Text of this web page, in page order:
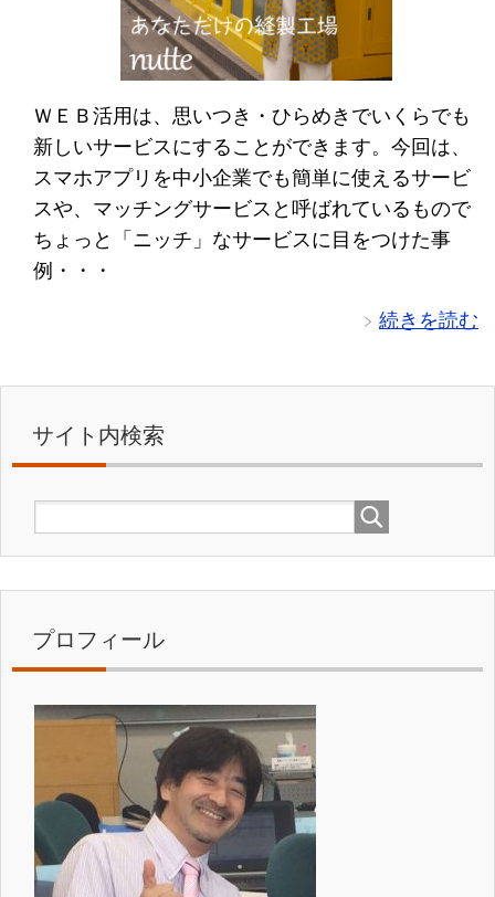
ＷＥＢ活用は、思いつき・ひらめきでいくらでも
新しいサービスにすることができます。今回は、
スマホアプリを中小企業でも簡単に使えるサービ
スや、マッチングサービスと呼ばれているもので
ちょっと「ニッチ」なサービスに目をつけた事
例・・・
続きを読む
サイト内検索
プロフィール